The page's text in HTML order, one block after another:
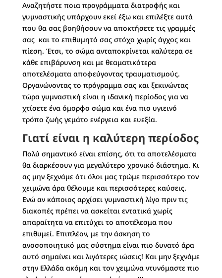
Αναζητήστε ποια προγράμματα διατροφής και
γυμναστικής υπάρχουν εκεί έξω και επιλέξτε αυτά
που θα σας βοηθήσουν να αποκτήσετε τις γραμμές
σας και το επιθυμητό σας στόχο χωρίς άγχος και
πίεση. Έτσι, το σώμα ανταποκρίνεται καλύτερα σε
κάθε επιβάρυνση και με θεαματικότερα
αποτελέσματα αποφεύγοντας τραυματισμούς.
Οργανώνοντας το πρόγραμμα σας και ξεκινώντας
τώρα γυμναστική είναι η ιδανική περίοδος για να
χτίσετε ένα όμορφο σώμα και ένα πιο υγιεινό
τρόπο ζωής γεμάτο ενέργεια και ευεξία.
Γιατί είναι η καλύτερη περίοδος
Πολύ σημαντικό είναι επίσης, ότι τα αποτελέσματα
θα διαρκέσουν για μεγαλύτερο χρονικό διάστημα. Κι
ας μην ξεχνάμε ότι όλοι μας τρώμε περισσότερο τον
χειμώνα άρα θέλουμε και περισσότερες καύσεις.
Ενώ αν κάποιος αρχίσει γυμναστική λίγο πριν τις
διακοπές πρέπει να ασκείται εντατικά χωρίς
απαραίτητα να επιτύχει το αποτέλεσμα που
επιθυμεί. Επιπλέον, με την άσκηση το
ανοσοποιητικό μας σύστημα είναι πιο δυνατό άρα
αυτό σημαίνει και λιγότερες ιώσεις! Και μην ξεχνάμε
στην Ελλάδα ακόμη και τον χειμώνα ντυνόμαστε πιο